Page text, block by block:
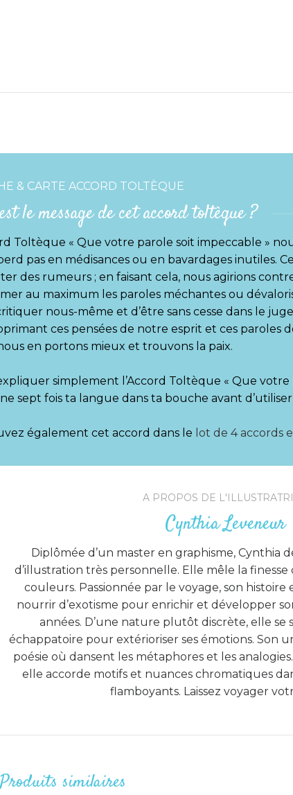
& CARTE ACCORD TOLTÈQUE
le message de cet accord toltèque ?
Toltèque « Que votre parole soit impeccable »
pas en médisances ou en bavardages inutiles.
des rumeurs ; en faisant cela, nous agirions
au maximum les paroles méchantes ou
nous-même et d’être sans cesse dans le
ces pensées de notre esprit et ces paroles
en portons mieux et trouvons la paix.
simplement l’Accord Toltèque « Que
sept fois ta langue dans ta bouche avant
également cet accord dans le lot de 4 accords
A PROPOS DE
Cynthia Leveneur
Diplômée d’un master en graphisme, Cynthia
d’illustration très personnelle. Elle mêle la finesse
couleurs. Passionnée par le voyage, son histoire
nourrir d’exotisme pour enrichir et développer
années. D’une nature plutôt discrète, elle se
échappatoire pour extérioriser ses émotions. Son
poésie où dansent les métaphores et les
elle accorde motifs et nuances chromatiques
flamboyants. Laissez voyager
Produits similaires